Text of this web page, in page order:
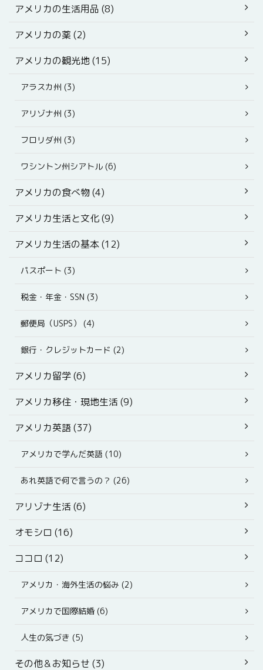
アメリカの生活用品 (8)
アメリカの薬 (2)
アメリカの観光地 (15)
アラスカ州 (3)
アリゾナ州 (3)
フロリダ州 (3)
ワシントン州シアトル (6)
アメリカの食べ物 (4)
アメリカ生活と文化 (9)
アメリカ生活の基本 (12)
パスポート (3)
税金・年金・SSN (3)
郵便局（USPS） (4)
銀行・クレジットカード (2)
アメリカ留学 (6)
アメリカ移住・現地生活 (9)
アメリカ英語 (37)
アメリカで学んだ英語 (10)
あれ英語で何で言うの？ (26)
アリゾナ生活 (6)
オモシロ (16)
ココロ (12)
アメリカ・海外生活の悩み (2)
アメリカで国際結婚 (6)
人生の気づき (5)
その他＆お知らせ (3)